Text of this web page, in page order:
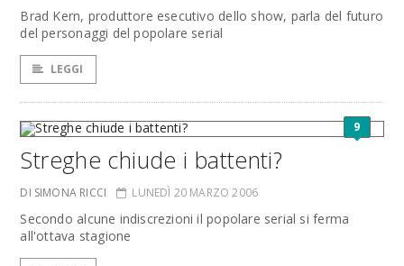
Brad Kern, produttore esecutivo dello show, parla del futuro
del personaggi del popolare serial
LEGGI
9
Streghe chiude i battenti?
DI SIMONA RICCI LUNEDÌ 20 MARZO 2006
Secondo alcune indiscrezioni il popolare serial si ferma
all'ottava stagione